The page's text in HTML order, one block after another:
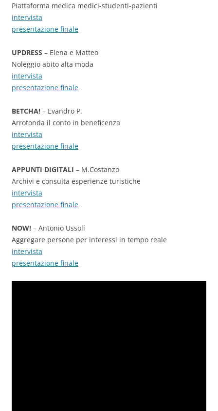
Piattaforma medica medici-studenti-pazienti
intervista
presentazione finale
UPDRESS – Elena e Matteo
Noleggio abito alta moda
intervista
presentazione finale
BETCHA! – Evandro P.
Arrotonda il conto in beneficenza
intervista
presentazione finale
APPUNTI DIGITALI – M.Costanzo
Archivi e consulta esperienze turistiche
intervista
presentazione finale
NOW! – Antonio Ussoli
Aggregare persone per interessi in tempo reale
intervista
presentazione finale